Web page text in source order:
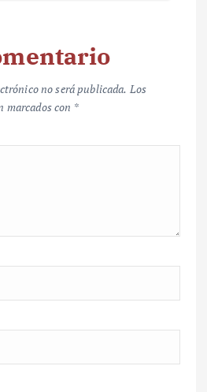
no será publicada. Los
marcados con *